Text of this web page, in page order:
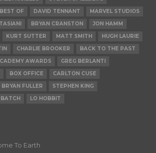
BEST OF DAVID TENNANT
MARVEL STUDIOS
BRYAN CRANSTON
JON HAMM
KURT SUTTER MATT SMITH
HUGH LAURIE
CHARLIE BROOKER
BACK TO THE PAST
AWARDS
GREG BERLANTI
BOX OFFICE
CARLTON CUSE
BRYAN FULLER
STEPHEN KING
LO HOBBIT
To Earth